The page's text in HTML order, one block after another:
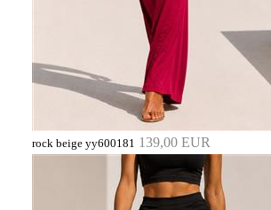
rock beige yy600181 139,00 EUR